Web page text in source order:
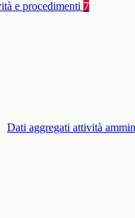
e procedimenti 7
Dati aggregati attività